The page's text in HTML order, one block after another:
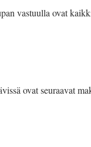
vastuulla ovat
ovat seuraavat